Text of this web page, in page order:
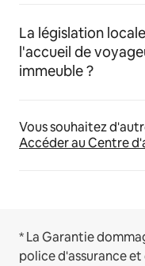
La législation
l'accueil de
immeuble ?
Vous souhaitez
Accéder au Centre
* La Garantie
police d'assurance et